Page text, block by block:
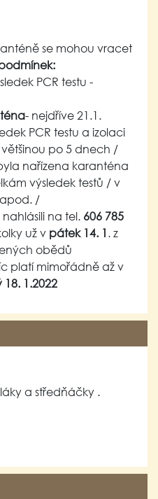
se mohou vracet
PCR testu -
- nejdříve 21.1.
PCR testu a izolaci
po 5 dnech /
nařízena karanténa
výsledek testů / v
/
na tel. 606 785
už v pátek 14. 1. z
obědů
platí mimořádně až v
18. 1.2022
a středňáčky .